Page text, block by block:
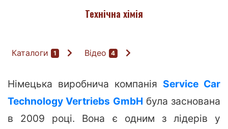
Технічна хімія
Каталоги 1 Відео 4
Німецька виробнича компанія Service Car
Technology Vertriebs GmbH була заснована
в 2009 році. Вона є одним з лідерів у